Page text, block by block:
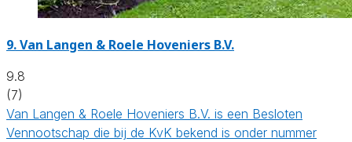
9.Van Langen & Roele Hoveniers B.V.
9.8
(7)
Van Langen & Roele Hoveniers B.V. is een Besloten
Vennootschap die bij de KvK bekend is onder nummer